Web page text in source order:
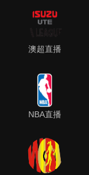
澳超直播
NBA直播